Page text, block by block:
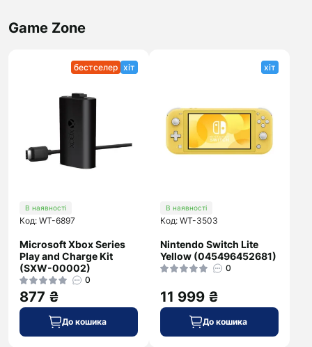
Game Zone
бестселер хіт
В наявності
Код: WT-6897
Microsoft Xbox Series
Play and Charge Kit
(SXW-00002)
0
877 ₴
До кошика
хіт
В наявності
Код: WT-3503
Nintendo Switch Lite
Yellow (045496452681)
0
11 999 ₴
До кошика